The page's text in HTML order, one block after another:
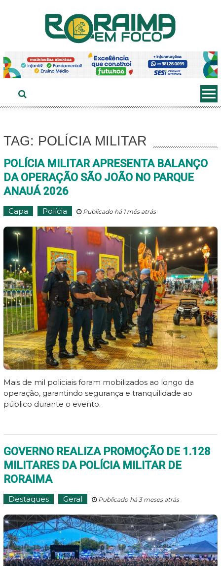
TAG: POLÍCIA MILITAR
POLÍCIA MILITAR APRESENTA BALANÇO
DA OPERAÇÃO SÃO JOÃO NO PARQUE
ANAUÁ 2026
Capa Polícia Publicado há 1 mês atrás
Mais de mil policiais foram mobilizados ao longo da
operação, garantindo segurança e tranquilidade ao
público durante o evento.
GOVERNO REALIZA PROMOÇÃO DE 1.128
MILITARES DA POLÍCIA MILITAR DE
RORAIMA
Destaques Geral Publicado há 3 meses atrás